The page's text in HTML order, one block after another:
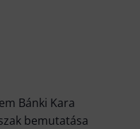
Bánki Kara
bemutatása